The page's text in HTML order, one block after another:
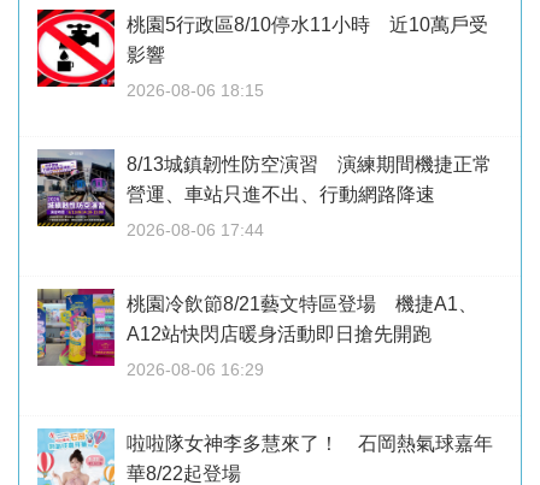
桃園5行政區8/10停水11小時 近10萬戶受
影響
2026-08-06 18:15
8/13城鎮韌性防空演習 演練期間機捷正常
營運、車站只進不出、行動網路降速
2026-08-06 17:44
桃園冷飲節8/21藝文特區登場 機捷A1、
A12站快閃店暖身活動即日搶先開跑
2026-08-06 16:29
啦啦隊女神李多慧來了！ 石岡熱氣球嘉年
華8/22起登場